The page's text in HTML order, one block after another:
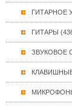
ГИТАРНОЕ
ГИТАРЫ
ЗВУКОВОЕ